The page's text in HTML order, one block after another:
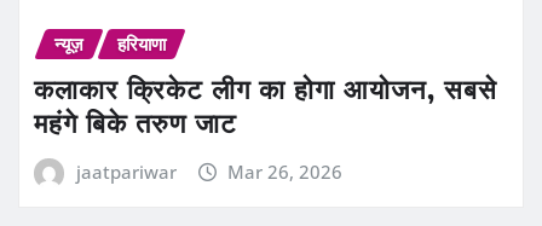
न्यूज़ हरियाणा
कलाकार क्रिकेट लीग का होगा आयोजन, सबसे
महंगे बिके तरुण जाट
jaatpariwar Mar 26, 2026